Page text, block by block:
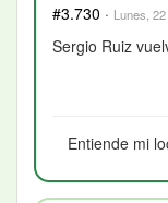
#3.730 · Lunes,
Sergio Ruiz
Entiende mi